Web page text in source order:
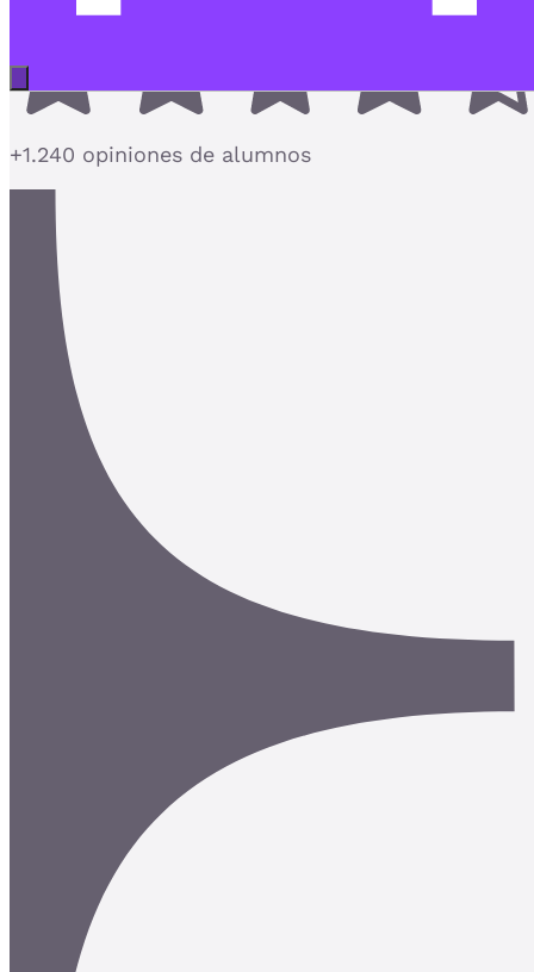
+1.240 opiniones de alumnos